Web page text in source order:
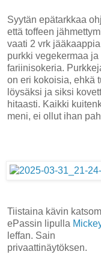
Syytän epätarkkaa
että toffeen
vaati 2 vrk
purkki vegekermaa ja
fariinisokeria.
on eri kokoisia, ehkä
löysäksi ja siksi
hitaasti. Kaikki
meni, ei ollut ihan
Tiistaina kävin
ePassin lipulla
leffan. Sain
privaattinäytöksen.